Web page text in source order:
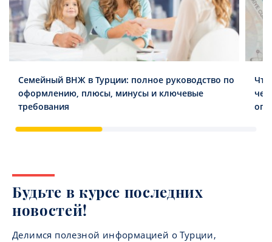
Семейный ВНЖ в Турции: полное руководство по
оформлению, плюсы, минусы и ключевые
требования
Что
Будьте в курсе последних
новостей!
Делимся полезной информацией о Турции,